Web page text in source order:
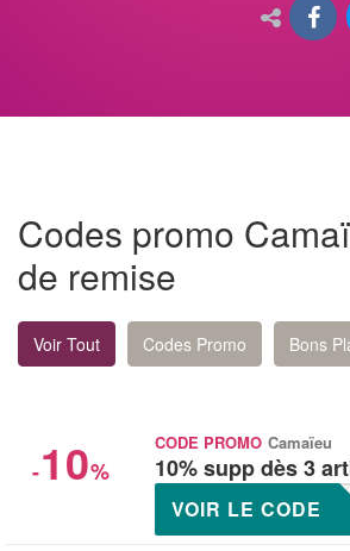
Codes promo
de remise
Voir Tout Codes Promo Bons
-10%
CODE PROMO Camaïeu
10% supp dès 3
VOIR LE CODE